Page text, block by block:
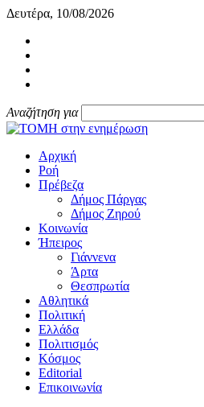
Δευτέρα, 10/08/2026
Αναζήτηση για
Αρχική
Ροή
Πρέβεζα
Δήμος Πάργας
Δήμος Ζηρού
Κοινωνία
Ήπειρος
Γιάννενα
Άρτα
Θεσπρωτία
Αθλητικά
Πολιτική
Ελλάδα
Πολιτισμός
Κόσμος
Editorial
Επικοινωνία